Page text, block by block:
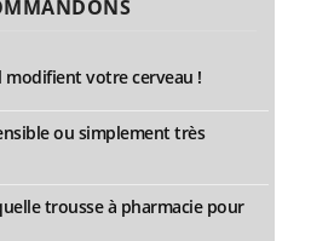
votre cerveau !
ou simplement très
trousse à pharmacie pour